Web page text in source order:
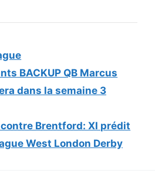
BACKUP QB Marcus
dans la semaine 3
Brentford: XI prédit
West London Derby